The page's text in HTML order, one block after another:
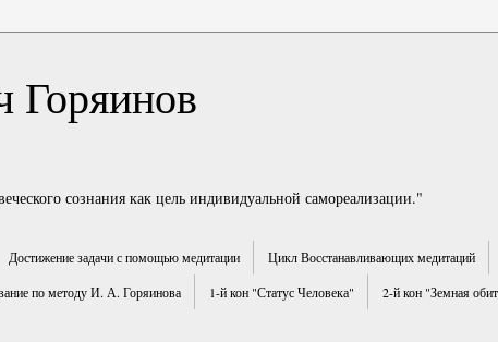
Горяинов
сознания как цель индивидуальной самореализации."
Достижение задачи с помощью медитации
Цикл Восстанавливающих медитаций
по методу И. А. Горяинова 1-й кон "Статус Человека"
2-й кон "Земная